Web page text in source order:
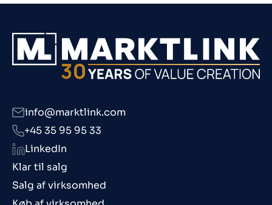
Klar til salg
Salg af virksomhed
info@marktlink.com
+45 35 95 95 33
LinkedIn